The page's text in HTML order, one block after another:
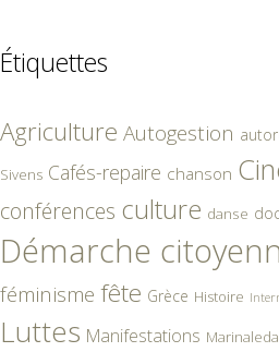
Étiquettes
Agriculture Autogestion
Sivens Cafés-repaire chanson
conférences culture danse
Démarche
féminisme fête Grèce Histoire
Luttes Manifestations Marinaleda